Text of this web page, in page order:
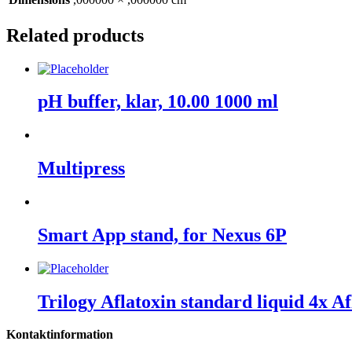
Related products
pH buffer, klar, 10.00 1000 ml
Multipress
Smart App stand, for Nexus 6P
Trilogy Aflatoxin standard liquid 4x
Kontaktinformation